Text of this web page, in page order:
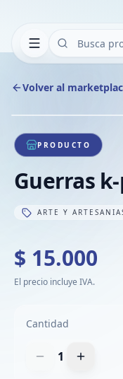
Volver al
1/1
PRODUCTO
Guerras
ARTE Y
$ 15.000
El precio incluye IVA.
Cantidad
1